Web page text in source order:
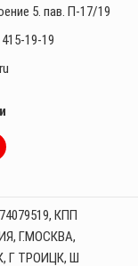
5. пав. П-17/19
19-19
КПП
Г.МОСКВА,
Г ТРОИЦК, Ш